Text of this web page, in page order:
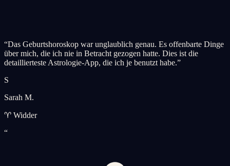
“Das Geburtshoroskop war unglaublich genau. Es offenbarte Dinge
über mich, die ich nie in Betracht gezogen hatte. Dies ist die
detaillierteste Astrologie-App, die ich je benutzt habe.”
S
Sarah M.
♈ Widder
“